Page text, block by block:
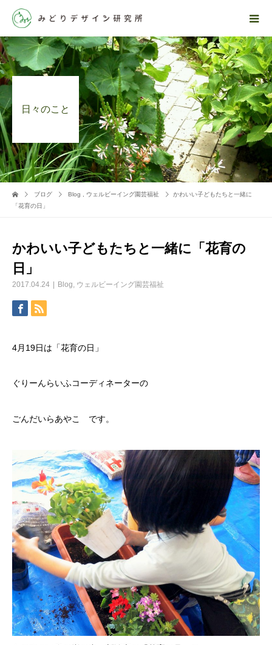
日々のこと
ブログ Blog ウェルビーイング園芸福祉
かわいい子どもたちと一緒に
「花育の日」
かわいい子どもたちと一緒に「花育の
日」
2017.04.24 Blog, ウェルビーイング園芸福祉
4月19日は「花育の日」
ぐりーんらいふコーディネーターの
ごんだいらあやこ です。